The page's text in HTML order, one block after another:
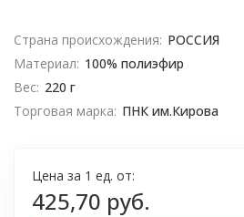
Страна происхождения: РОССИЯ
Материал: 100% полиэфир
Вес: 220 г
Торговая марка: ПНК им.Кирова
Цена за 1 ед. от:
425,70 руб.